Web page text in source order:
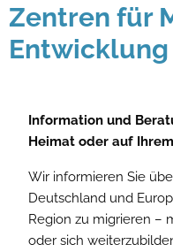
Zentren für
Entwicklung
Information und
Heimat oder auf
Wir informieren Sie
Deutschland und
Region zu migrieren –
oder sich